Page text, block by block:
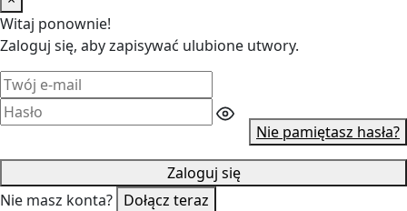
Witaj ponownie!
Zaloguj się, aby zapisywać ulubione utwory.
Nie pamiętasz hasła?
Zaloguj się
Nie masz konta? Dołącz teraz